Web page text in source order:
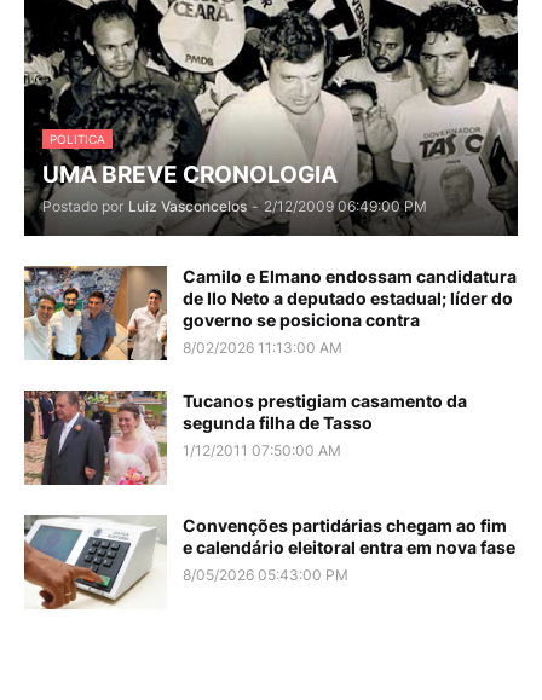
POLITICA
UMA BREVE CRONOLOGIA
Postado por Luiz Vasconcelos - 2/12/2009 06:49:00 PM
Camilo e Elmano endossam candidatura
de Ilo Neto a deputado estadual; líder do
governo se posiciona contra
8/02/2026 11:13:00 AM
Tucanos prestigiam casamento da
segunda filha de Tasso
1/12/2011 07:50:00 AM
Convenções partidárias chegam ao fim
e calendário eleitoral entra em nova fase
8/05/2026 05:43:00 PM